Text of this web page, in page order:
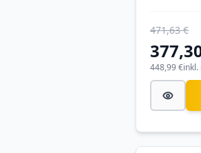
blau/
Ebenen,
Feldlast
471,63 €
inkl.
448,99 €